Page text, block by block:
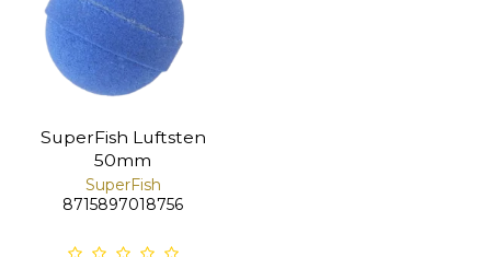
SuperFish Luftsten
50mm
SuperFish
8715897018756